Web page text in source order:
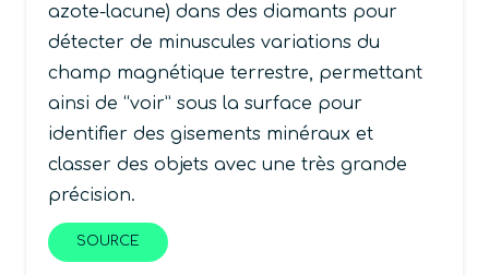
azote-lacune) dans des diamants pour
détecter de minuscules variations du
champ magnétique terrestre, permettant
ainsi de “voir” sous la surface pour
identifier des gisements minéraux et
classer des objets avec une très grande
précision.
SOURCE